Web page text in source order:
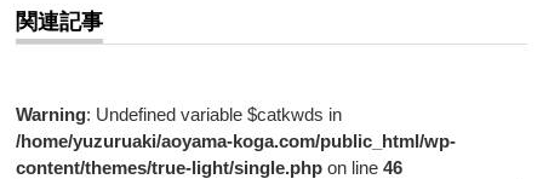
関連記事
Warning: Undefined variable $catkwds in
/home/yuzuruaki/aoyama-koga.com/public_html/wp-
content/themes/true-light/single.php on line46